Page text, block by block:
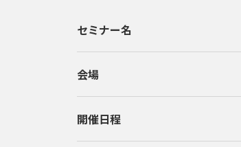
セミナー名
会場
開催日程